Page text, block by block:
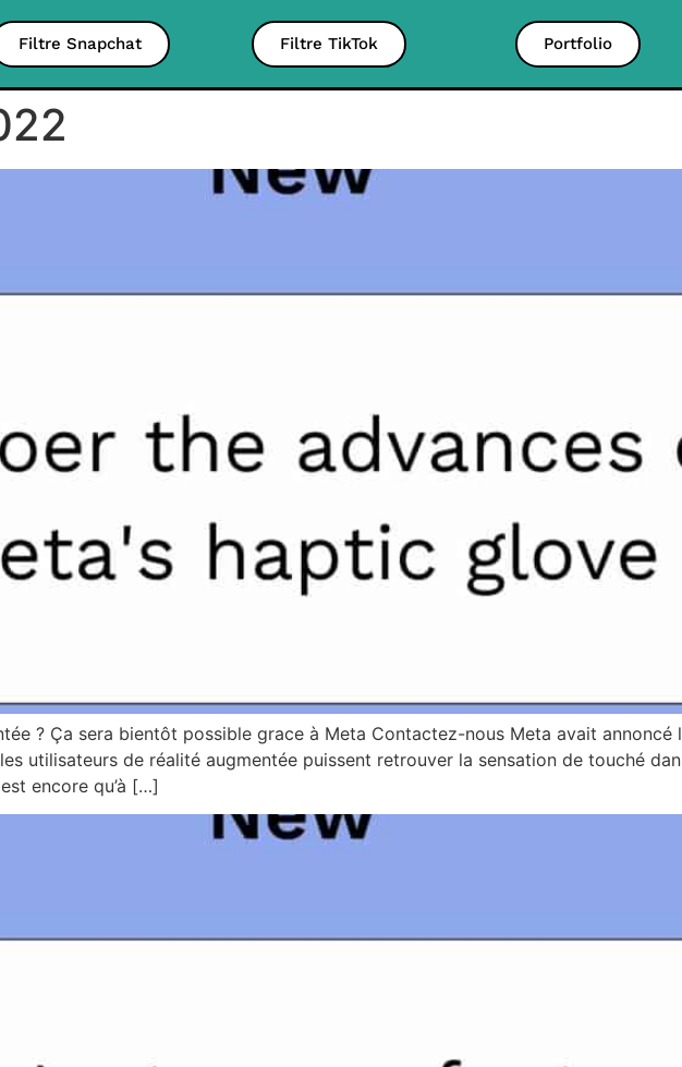
Filtre Snapchat Filtre TikTok Portfolio
? Ça sera bientôt possible grace à Meta Contactez-nous Meta avait annoncé
utilisateurs de réalité augmentée puissent retrouver la sensation de touché
encore qu’à […]